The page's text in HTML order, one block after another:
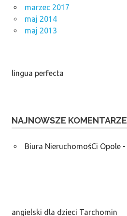
marzec 2017
maj 2014
maj 2013
lingua perfecta
NAJNOWSZE KOMENTARZE
Biura NieruchomośCi Opole-
angielski dla dzieci Tarchomin